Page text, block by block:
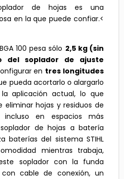
de hojas es una
en la que puede confiar.<
100 pesa sólo 2,5 kg (sin
del soplador de ajuste
en tres longitudes
pueda acortarlo o alargarlo
aplicación actual, lo que
eliminar hojas y residuos de
en espacios más
de hojas a batería
baterías del sistema STIHL
mientras trabaja,
soplador con la funda
con cable de conexión, un